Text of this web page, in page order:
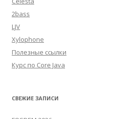
2bass
LJV
Xylophone
Полезные ссылки
Курс по Core Java
СВЕЖИЕ ЗАПИСИ